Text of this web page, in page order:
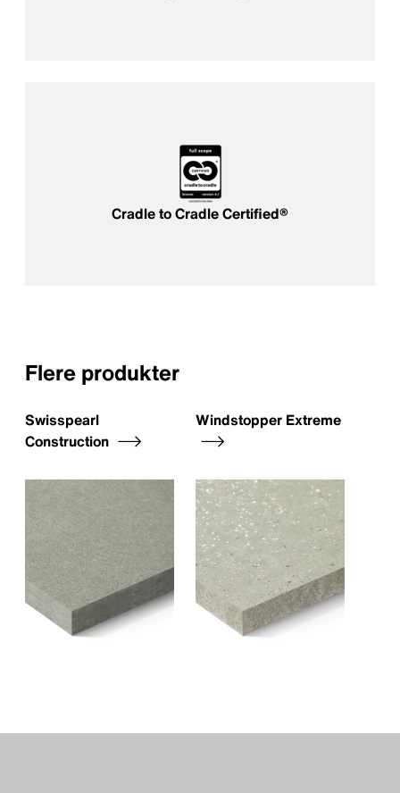
Cradle to Cradle Certified®
Flere produkter
Swisspearl
Construction
Windstopper Extreme